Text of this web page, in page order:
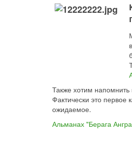
Также хотим
Фактически это первое
ожидаемое.
Альманах "Берага